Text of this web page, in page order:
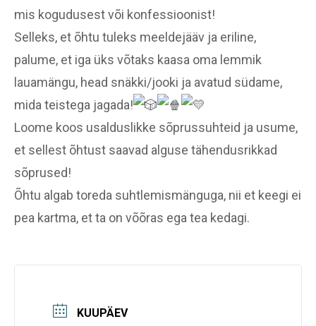
mis kogudusest või konfessioonist!
Selleks, et õhtu tuleks meeldejääv ja eriline,
palume, et iga üks võtaks kaasa oma lemmik
lauamängu, head snäkki/jooki ja avatud südame,
mida teistega jagada!
Loome koos usalduslikke sõprussuhteid ja usume,
et sellest õhtust saavad alguse tähendusrikkad
sõprused!
Õhtu algab toreda suhtlemismänguga, nii et keegi ei
pea kartma, et ta on võõras ega tea kedagi.
KUUPÄEV